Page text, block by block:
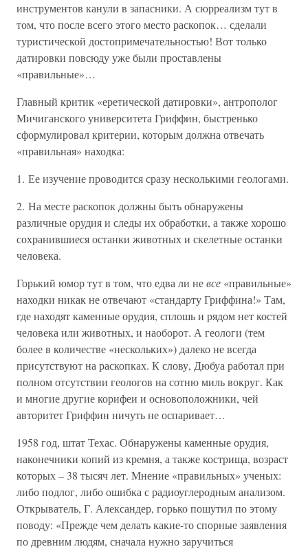
инструментов канули в запасники. А сюрреализм тут в
том, что после всего этого место раскопок… сделали
туристической достопримечательностью! Вот только
датировки повсюду уже были проставлены
«правильные»…
Главный критик «еретической датировки», антрополог
Мичиганского университета Гриффин, быстренько
сформулировал критерии, которым должна отвечать
«правильная» находка:
1. Ее изучение проводится сразу несколькими геологами.
2. На месте раскопок должны быть обнаружены
различные орудия и следы их обработки, а также хорошо
сохранившиеся останки животных и скелетные останки
человека.
Горький юмор тут в том, что едва ли невсе «правильные»
находки никак не отвечают «стандарту Гриффина!» Там,
где находят каменные орудия, сплошь и рядом нет костей
человека или животных, и наоборот. А геологи (тем
более в количестве «нескольких») далеко не всегда
присутствуют на раскопках. К слову, Дюбуа работал при
полном отсутствии геологов на сотню миль вокруг. Как
и многие другие корифеи и основоположники, чей
авторитет Гриффин ничуть не оспаривает…
1958 год, штат Техас. Обнаружены каменные орудия,
наконечники копий из кремня, а также кострища, возраст
которых – 38 тысяч лет. Мнение «правильных» ученых:
либо подлог, либо ошибка с радиоуглеродным анализом.
Открыватель, Г. Александер, горько пошутил по этому
поводу: «Прежде чем делать какие-то спорные заявления
по древним людям, сначала нужно заручиться